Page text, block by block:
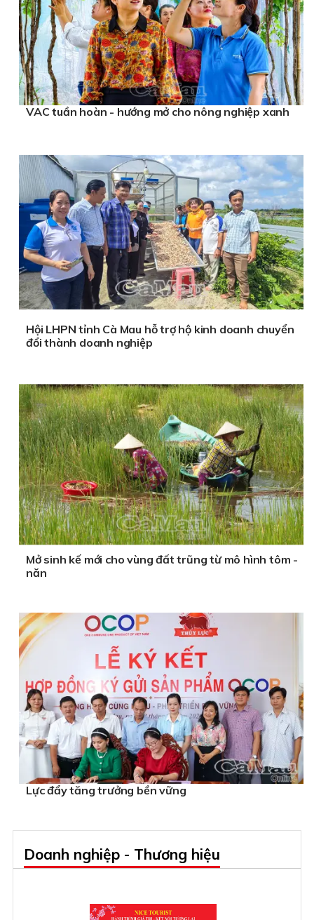
VAC tuần hoàn - hướng mở cho nông nghiệp xanh
Hội LHPN tỉnh Cà Mau hỗ trợ hộ kinh doanh chuyển
đổi thành doanh nghiệp
Mở sinh kế mới cho vùng đất trũng từ mô hình tôm -
năn
Lực đẩy tăng trưởng bền vững
Doanh nghiệp - Thương hiệu